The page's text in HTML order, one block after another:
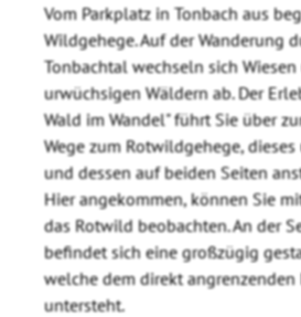
Vom Parkplatz in Tonbach aus
Wildgehege. Auf der Wanderung
Tonbachtal wechseln sich
urwüchsigen Wäldern ab. Der
Wald im Wandel" führt Sie über
Wege zum Rotwildgehege,
und dessen auf beiden Seiten
Hier angekommen, können Sie
das Rotwild beobachten. An der
befindet sich eine großzügig
welche dem direkt
untersteht.